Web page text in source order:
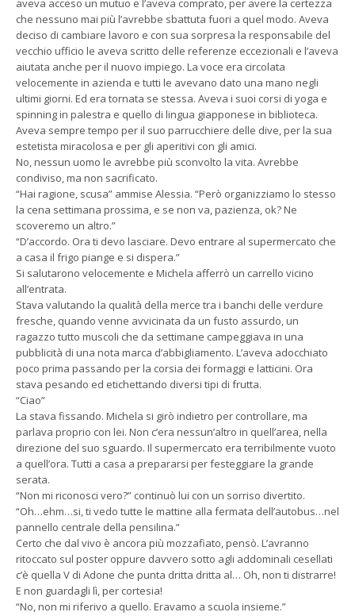
aveva acceso un mutuo e l’aveva comprato, per avere la certezza
che nessuno mai più l’avrebbe sbattuta fuori a quel modo. Aveva
deciso di cambiare lavoro e con sua sorpresa la responsabile del
vecchio ufficio le aveva scritto delle referenze eccezionali e l’aveva
aiutata anche per il nuovo impiego. La voce era circolata
velocemente in azienda e tutti le avevano dato una mano negli
ultimi giorni. Ed era tornata se stessa. Aveva i suoi corsi di yoga e
spinning in palestra e quello di lingua giapponese in biblioteca.
Aveva sempre tempo per il suo parrucchiere delle dive, per la sua
estetista miracolosa e per gli aperitivi con gli amici.
No, nessun uomo le avrebbe più sconvolto la vita. Avrebbe
condiviso, ma non sacrificato.
“Hai ragione, scusa” ammise Alessia. “Però organizziamo lo stesso
la cena settimana prossima, e se non va, pazienza, ok? Ne
scoveremo un altro.”
“D’accordo. Ora ti devo lasciare. Devo entrare al supermercato che
a casa il frigo piange e si dispera.”
Si salutarono velocemente e Michela afferrò un carrello vicino
all’entrata.
Stava valutando la qualità della merce tra i banchi delle verdure
fresche, quando venne avvicinata da un fusto assurdo, un
ragazzo tutto muscoli che da settimane campeggiava in una
pubblicità di una nota marca d’abbigliamento. L’aveva adocchiato
poco prima passando per la corsia dei formaggi e latticini. Ora
stava pesando ed etichettando diversi tipi di frutta.
“Ciao”
La stava fissando. Michela si girò indietro per controllare, ma
parlava proprio con lei. Non c’era nessun’altro in quell’area, nella
direzione del suo sguardo. Il supermercato era terribilmente vuoto
a quell’ora. Tutti a casa a prepararsi per festeggiare la grande
serata.
“Non mi riconosci vero?” continuò lui con un sorriso divertito.
“Oh…ehm…si, ti vedo tutte le mattine alla fermata dell’autobus…nel
pannello centrale della pensilina.”
Certo che dal vivo è ancora più mozzafiato, pensò. L’avranno
ritoccato sul poster oppure davvero sotto agli addominali cesellati
c’è quella V di Adone che punta dritta dritta al… Oh, non ti distrarre!
E non guardagli lì, per cortesia!
“No, non mi riferivo a quello. Eravamo a scuola insieme.”